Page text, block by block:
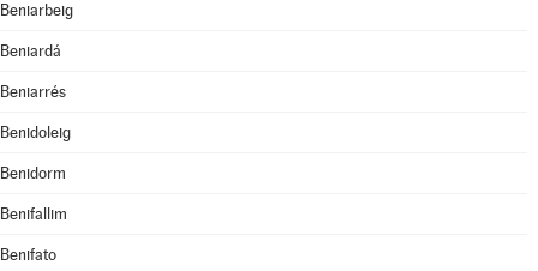
Beniarbeig
Beniardá
Beniarrés
Benidoleig
Benidorm
Benifallim
Benifato